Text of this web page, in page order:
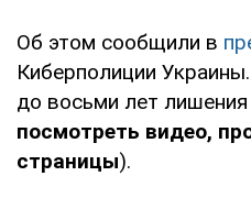
Об этом сообщили в
Киберполиции
до восьми лет
посмотреть видео,
страницы).